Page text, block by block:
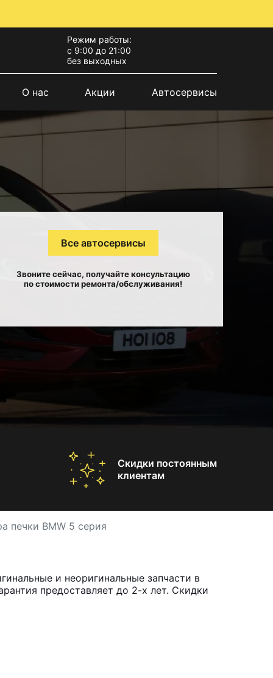
Режим работы:
с 9:00 до 21:00
без выходных
О нас Акции Автосервисы
Все автосервисы
Звоните сейчас, получайте консультацию
по стоимости ремонта/обслуживания!
Скидки постоянным
клиентам
печки BMW 5 серия
и неоригинальные запчасти в
предоставляет до 2-х лет. Скидки